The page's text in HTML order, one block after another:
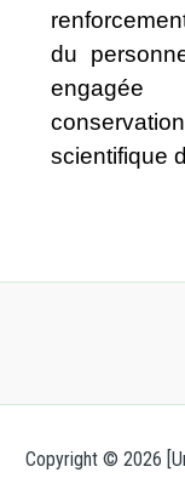
du
scientifique
Copyright © 2026